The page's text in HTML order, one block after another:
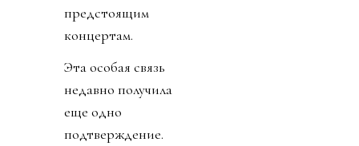
предстоящим
концертам.
Эта особая связь
недавно получила
еще одно
подтверждение.